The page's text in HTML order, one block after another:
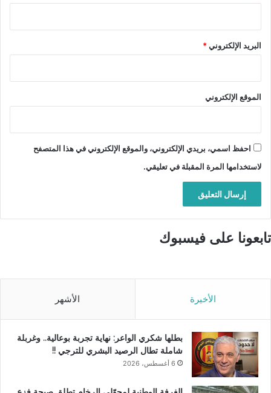
البريد الإلكتروني*
الموقع الإلكتروني
احفظ اسمي، بريدي الإلكتروني، والموقع الإلكتروني في هذا المتصفح
لاستخدامها المرة المقبلة في تعليقي.
تابعونا على فيسبوك
الأخيرة الأشهر
بطلها شكري الواعر: نهاية تجربة بوعالية.. وغربلة
شاملة تطال الرصيد البشري للترجي !!
6 أغسطس، 2026